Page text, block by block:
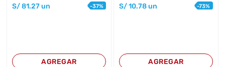
S/81.27 un -37%
AGREGAR
S/10.78un -73%
AGREGAR